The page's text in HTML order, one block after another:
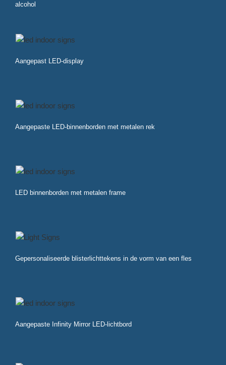
alcohol
Aangepast LED-display
Aangepaste LED-binnenborden met metalen rek
LED binnenborden met metalen frame
Gepersonaliseerde blisterlichttekens in de vorm van een fles
Aangepaste Infinity Mirror LED-lichtbord